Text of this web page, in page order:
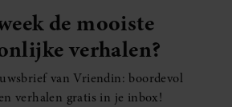
de mooiste
verhalen?
van Vriendin: boordevol
verhalen gratis in je inbox!